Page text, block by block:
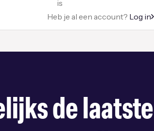
is
Heb je al een account? Log in
de laatste